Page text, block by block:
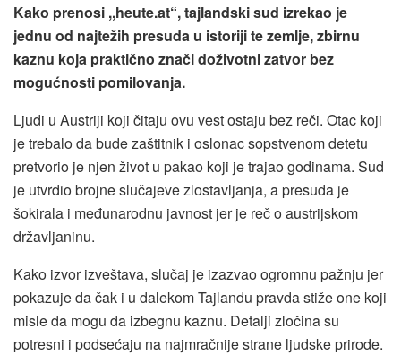
Kako prenosi ,,heute.at“, tajlandski sud izrekao je
jednu od najtežih presuda u istoriji te zemlje, zbirnu
kaznu koja praktično znači doživotni zatvor bez
mogućnosti pomilovanja.
Ljudi u Austriji koji čitaju ovu vest ostaju bez reči. Otac koji
je trebalo da bude zaštitnik i oslonac sopstvenom detetu
pretvorio je njen život u pakao koji je trajao godinama. Sud
je utvrdio brojne slučajeve zlostavljanja, a presuda je
šokirala i međunarodnu javnost jer je reč o austrijskom
državljaninu.
Kako izvor izveštava, slučaj je izazvao ogromnu pažnju jer
pokazuje da čak i u dalekom Tajlandu pravda stiže one koji
misle da mogu da izbegnu kaznu. Detalji zločina su
potresni i podsećaju na najmračnije strane ljudske prirode.